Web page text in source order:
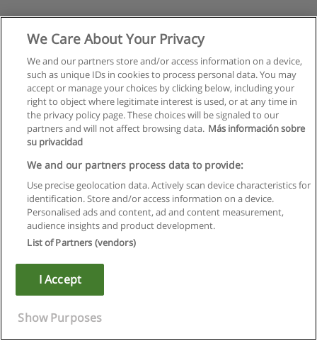
Правила пользования
Конфиденциальность информации
Copyright © Educaedu Business S.L. - CIF : B-95610580: -
We Care About Your Privacy
We and our partners store and/or access information on a device,
such as unique IDs in cookies to process personal data. You may
accept or manage your choices by clicking below, including your
right to object where legitimate interest is used, or at any time in
the privacy policy page. These choices will be signaled to our
partners and will not affect browsing data. Más información sobre
su privacidad
We and our partners process data to provide:
Use precise geolocation data. Actively scan device characteristics for
identification. Store and/or access information on a device.
Personalised ads and content, ad and content measurement,
audience insights and product development.
List of Partners (vendors)
I Accept
Show Purposes